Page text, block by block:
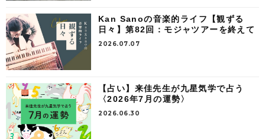
Kan Sanoの音楽的ライフ【観ずる
日々】第82回：モジャツアーを終えて
2026.07.07
【占い】来佳先生が九星気学で占う
〈2026年7月の運勢〉
2026.06.30